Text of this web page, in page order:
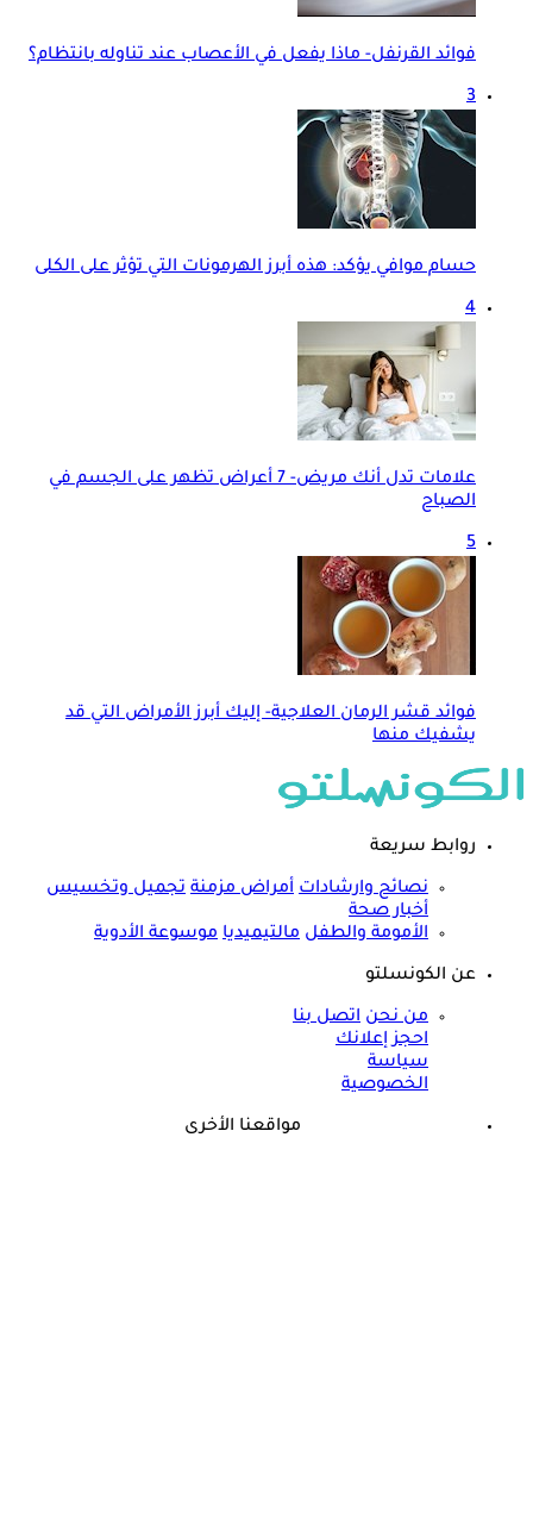
فوائد القرنفل- ماذا يفعل في الأعصاب عند تناوله بانتظام؟
3
حسام موافي يؤكد: هذه أبرز الهرمونات التي تؤثر على الكلى
4
علامات تدل أنك مريض- 7 أعراض تظهر على الجسم في
الصباح
5
فوائد قشر الرمان العلاجية- إليك أبرز الأمراض التي قد
يشفيك منها
روابط سريعة
نصائح وارشادات أمراض مزمنة تجميل وتخسيس
أخبار صحة
الأمومة والطفل مالتيميديا موسوعة الأدوية
عن الكونسلتو
من نحن اتصل بنا
احجز إعلانك
سياسة
الخصوصية
مواقعنا الأخرى